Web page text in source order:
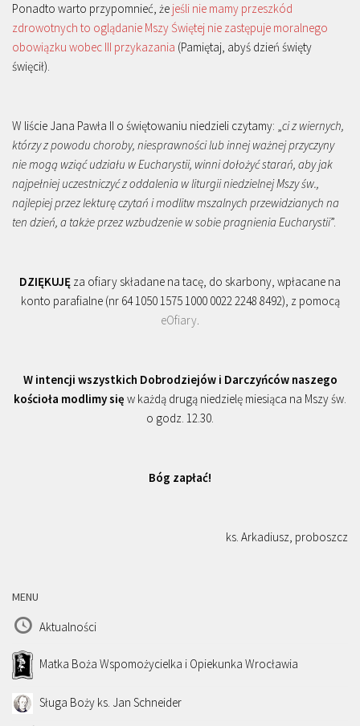
Ponadto warto przypomnieć, że jeśli nie mamy przeszkód
zdrowotnych to oglądanie Mszy Świętej nie zastępuje moralnego
obowiązku wobec III przykazania (Pamiętaj, abyś dzień święty
święcił).
W liście Jana Pawła II o świętowaniu niedzieli czytamy: „ci z wiernych,
którzy z powodu choroby, niesprawności lub innej ważnej przyczyny
nie mogą wziąć udziału w Eucharystii, winni dołożyć starań, aby jak
najpełniej uczestniczyć z oddalenia w liturgii niedzielnej Mszy św.,
najlepiej przez lekturę czytań i modlitw mszalnych przewidzianych na
ten dzień, a także przez wzbudzenie w sobie pragnienia Eucharystii”.
DZIĘKUJĘ za ofiary składane na tacę, do skarbony, wpłacane na
konto parafialne (nr 64 1050 1575 1000 0022 2248 8492), z pomocą
eOfiary.
W intencji wszystkich Dobrodziejów i Darczyńców naszego
kościoła modlimy się w każdą drugą niedzielę miesiąca na Mszy św.
o godz. 12.30.
Bóg zapłać!
ks. Arkadiusz, proboszcz
MENU
Aktualności
Matka Boża Wspomożycielka i Opiekunka Wrocławia
Sługa Boży ks. Jan Schneider